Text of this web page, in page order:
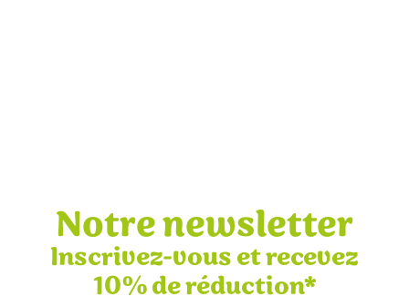
Notre newsletter
Inscrivez-vous et recevez
10% de réduction*